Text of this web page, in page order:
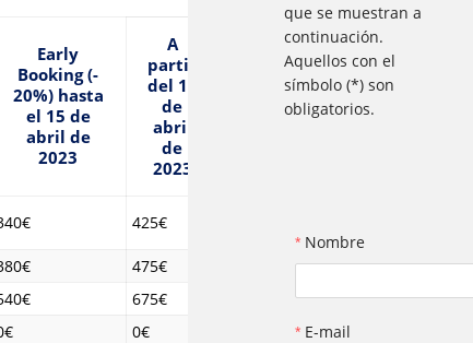
Early
Booking (-
20%) hasta
el 15 de
abril de
2023
A
partir
del 16
de
abril
de
2023
425€
475€
675€
0€
que se muestran a
continuación.
Aquellos con el
símbolo (*) son
obligatorios.
Nombre
E-mail